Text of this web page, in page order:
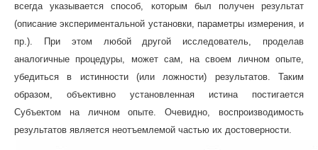
всегда указывается способ, которым был получен результат
(описание экспериментальной установки, параметры измерения, и
пр.). При этом любой другой исследователь, проделав
аналогичные процедуры, может сам, на своем личном опыте,
убедиться в истинности (или ложности) результатов. Таким
образом, объективно установленная истина постигается
Субъектом на личном опыте. Очевидно, воспроизводимость
результатов является неотъемлемой частью их достоверности.